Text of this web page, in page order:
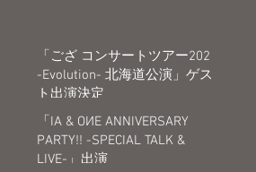
「ござ コンサートツアー2026
-Evolution- 北海道公演」ゲス
ト出演決定
「IA & OИE ANNIVERSARY
PARTY!! -SPECIAL TALK &
LIVE-」出演